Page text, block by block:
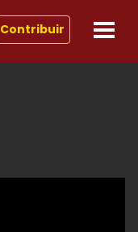
Contribuir